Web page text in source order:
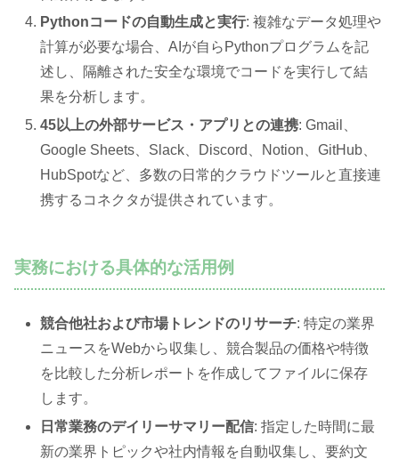
Pythonコードの自動生成と実行: 複雑なデータ処理や
計算が必要な場合、AIが自らPythonプログラムを記
述し、隔離された安全な環境でコードを実行して結
果を分析します。
45以上の外部サービス・アプリとの連携: Gmail、
Google Sheets、Slack、Discord、Notion、GitHub、
HubSpotなど、多数の日常的クラウドツールと直接連
携するコネクタが提供されています。
実務における具体的な活用例
競合他社および市場トレンドのリサーチ: 特定の業界
ニュースをWebから収集し、競合製品の価格や特徴
を比較した分析レポートを作成してファイルに保存
します。
日常業務のデイリーサマリー配信: 指定した時間に最
新の業界トピックや社内情報を自動収集し、要約文